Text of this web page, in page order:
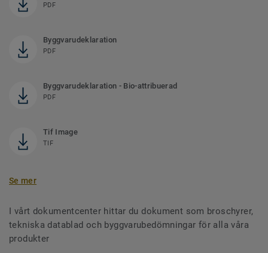
PDF
Byggvarudeklaration
PDF
Byggvarudeklaration - Bio-attribuerad
PDF
Tif Image
TIF
Se mer
I vårt dokumentcenter hittar du dokument som broschyrer,
tekniska datablad och byggvarubedömningar för alla våra
produkter